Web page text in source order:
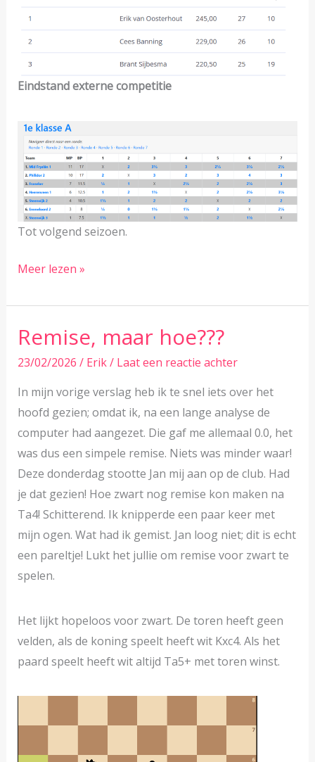
Eindstand externe competitie
Tot volgend seizoen.
Eindverslag
2025-
2026
Meer lezen »
Remise, maar hoe???
23/02/2026 / Erik/ Laat een reactie achter
In mijn vorige verslag heb ik te snel iets over het
hoofd gezien; omdat ik, na een lange analyse de
computer had aangezet. Die gaf me allemaal 0.0, het
was dus een simpele remise. Niets was minder waar!
Deze donderdag stootte Jan mij aan op de club. Had
je dat gezien! Hoe zwart nog remise kon maken na
Ta4! Schitterend. Ik knipperde een paar keer met
mijn ogen. Wat had ik gemist. Jan loog niet; dit is echt
een pareltje! Lukt het jullie om remise voor zwart te
spelen.
Het lijkt hopeloos voor zwart. De toren heeft geen
velden, als de koning speelt heeft wit Kxc4. Als het
paard speelt heeft wit altijd Ta5+ met toren winst.